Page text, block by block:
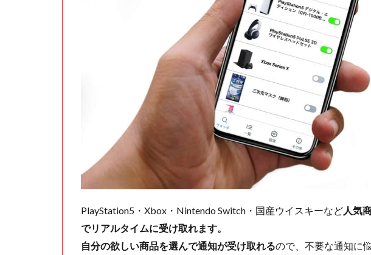
PlayStation5・Xbox・Nintendo Switch・国産ウイスキーなど人気
でリアルタイムに受け取れます。
自分の欲しい商品を選んで通知が受け取れるので、不要な通知に